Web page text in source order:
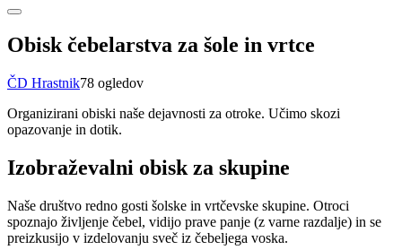
Obisk čebelarstva za šole in vrtce
ČD Hrastnik78 ogledov
Organizirani obiski naše dejavnosti za otroke. Učimo skozi
opazovanje in dotik.
Izobraževalni obisk za skupine
Naše društvo redno gosti šolske in vrtčevske skupine. Otroci
spoznajo življenje čebel, vidijo prave panje (z varne razdalje) in se
preizkusijo v izdelovanju sveč iz čebeljega voska.